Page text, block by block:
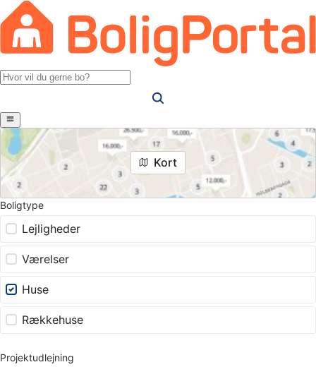
Kort
Boligtype
Lejligheder
Værelser
Huse
Rækkehuse
Projektudlejning